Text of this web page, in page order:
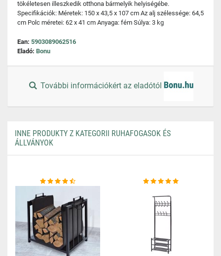
tökéletesen illeszkedik otthona bármelyik helyiségébe.
Specifikációk: Méretek: 150 x 43,5 x 107 cm Az alj szélessége: 64,5
cm Polc méretei: 62 x 41 cm Anyaga: fém Súlya: 3 kg
Ean: 5903089062516
Eladó: Bonu
További információkért az eladótól
INNE PRODUKTY Z KATEGORII RUHAFOGASOK ÉS
ÁLLVÁNYOK